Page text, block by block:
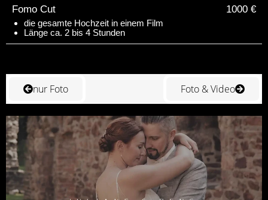
Fomo Cut
die gesamte Hochzeit in einem Film
Länge ca. 2 bis 4 Stunden
1000 €
nur Foto Foto & Video